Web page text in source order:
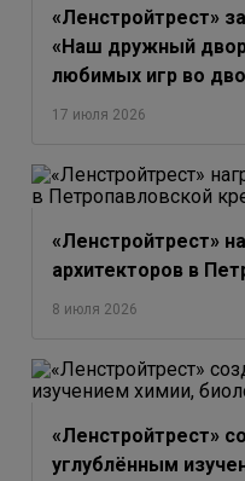
«Ленстройтрест»
«Наш дружный
любимых игр во
17 июля 2026
«Ленстройтрест»
архитекторов в
8 июля 2026
«Ленстройтрест»
углублённым